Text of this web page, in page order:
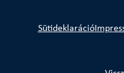
Sütideklaráció